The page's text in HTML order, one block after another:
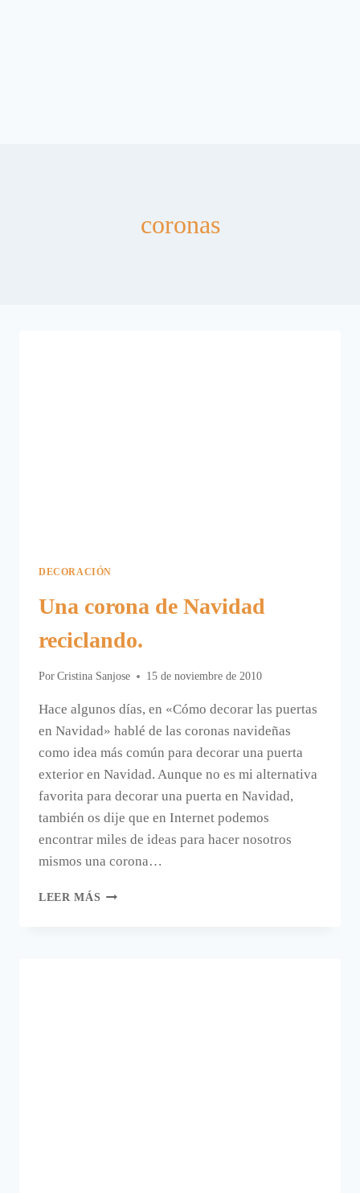
coronas
DECORACIÓN
Una corona de Navidad
reciclando.
Por Cristina Sanjose 15 de noviembre de 2010
Hace algunos días, en «Cómo decorar las puertas
en Navidad» hablé de las coronas navideñas
como idea más común para decorar una puerta
exterior en Navidad. Aunque no es mi alternativa
favorita para decorar una puerta en Navidad,
también os dije que en Internet podemos
encontrar miles de ideas para hacer nosotros
mismos una corona…
LEER MÁS UNA